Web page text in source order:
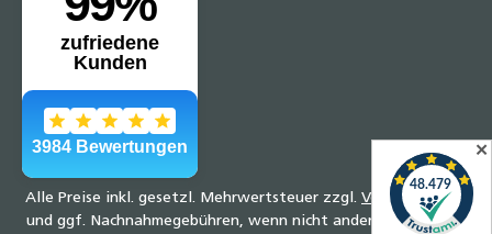
Alle Preise inkl. gesetzl. Mehrwertsteuer zzgl. Versandkosten
und ggf. Nachnahmegebühren, wenn nicht anders angegeben.
✕